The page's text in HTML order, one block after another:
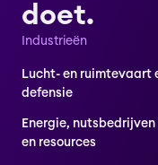
doet.
Industrieën
Lucht- en ruimtevaart
defensie
Energie, nutsbedrijven
en resources